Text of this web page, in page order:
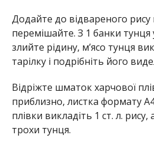
Додайте до відвареного рису
перемішайте. З 1 банки тунця
злийте рідину, м’ясо тунця
тарілку і подрібніть його
Відріжте шматок харчової
приблизно, листка формату
плівки викладіть 1 ст. л. рису,
трохи тунця.